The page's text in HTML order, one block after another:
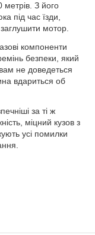
метрів. З його
під час їзди,
мотор.
компоненти
безпеки, який
не доведеться
вдариться об
за ті ж
міцний кузов з
усі помилки